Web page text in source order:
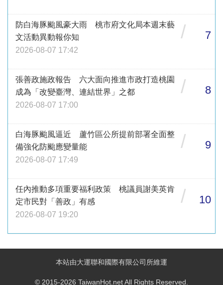
防白海豚颱風豪大雨 桃市府文化局本週末藝
文活動異動報你知
2026-08-07 17:42
/ 7
張善政施政報告 六大面向推進市政打造桃園
成為「改變臺灣、連結世界」之都
2026-08-07 17:00
/ 8
白海豚颱風逼近 蘆竹區公所提前部署全面整
備強化防颱應變量能
2026-08-07 17:49
/ 9
任內推動多項重要福利政策 桃議員謝美英肯
定市民對「善政」有感
2026-08-07 19:20
/ 10
本站由大運聯和國際有限公司所維運
© 2015-2026 TaiwanHot.net All Rights Reserved.